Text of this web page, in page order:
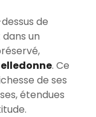
de
un
. Ce
de ses
étendues